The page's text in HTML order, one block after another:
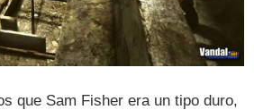
que Sam Fisher era un tipo duro,